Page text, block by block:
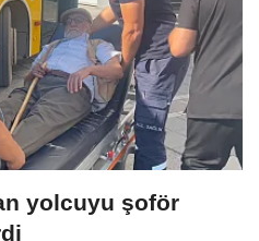
yolcuyu şoför